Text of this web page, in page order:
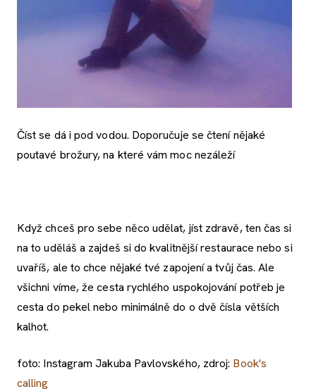
Číst se dá i pod vodou. Doporučuje se čtení nějaké
poutavé brožury, na které vám moc nezáleží
Když chceš pro sebe něco udělat, jíst zdravě, ten čas si
na to uděláš a zajdeš si do kvalitnější restaurace nebo si
uvaříš, ale to chce nějaké tvé zapojení a tvůj čas. Ale
všichni víme, že cesta rychlého uspokojování potřeb je
cesta do pekel nebo minimálně do o dvě čísla větších
kalhot.
foto: Instagram Jakuba Pavlovského, zdroj: Book's
calling